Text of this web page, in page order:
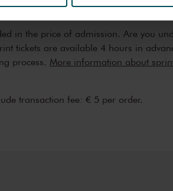
32 derdendie uw gegevens kunnen
in the price of admission. Are you
tickets are available 4 hours in
process. More information about
transaction fee: € 5 per order.